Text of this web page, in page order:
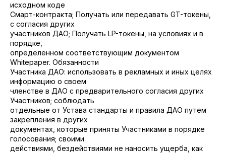
исходном коде
Смарт-контракта; Получать или передавать GT-токены,
с согласия других
участников ДАО; Получать LP-токены, на условиях и в
порядке,
определенном соответствующим документом
Whitepaper. Обязанности
Участника ДАО: использовать в рекламных и иных целях
информацию о своем
членстве в ДАО с предварительного согласия других
Участников; соблюдать
отдельные от Устава стандарты и правила ДАО путем
закрепления в других
документах, которые приняты Участниками в порядке
голосования; своими
действиями, бездействиями не наносить ущерба, как